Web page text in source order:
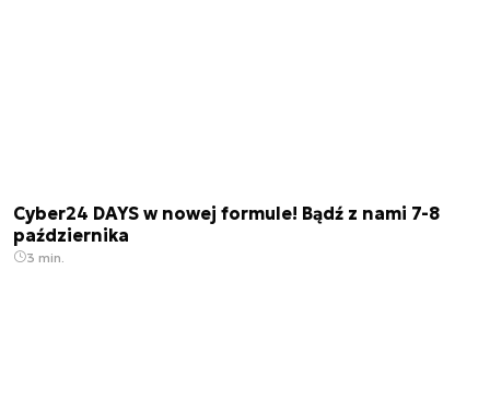
Cyber24 DAYS w nowej formule! Bądź z nami 7-8
października
3 min.